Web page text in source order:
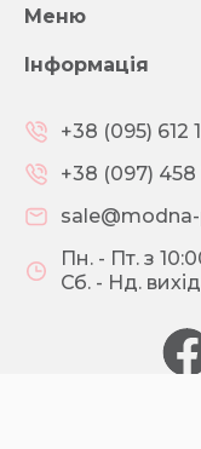
Меню
Інформація
+38 (095) 612
+38 (097) 458
Пн. - Пт. з
Сб. - Нд.